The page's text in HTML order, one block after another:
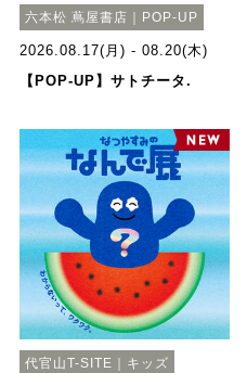
六本松 蔦屋書店｜POP-UP
2026.08.17(月) - 08.20(木)
【POP-UP】サトチータ.
代官山T-SITE｜キッズ